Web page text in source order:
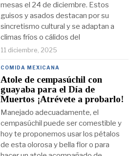
mesas el 24 de diciembre. Estos
guisos y asados destacan por su
sincretismo cultural y se adaptan a
climas fríos o cálidos del
11 diciembre, 2025
COMIDA MEXICANA
Atole de cempasúchil con
guayaba para el Día de
Muertos ¡Atrévete a probarlo!
Manejado adecuadamente, el
cempasúchil puede ser comestible y
hoy te proponemos usar los pétalos
de esta olorosa y bella flor o para